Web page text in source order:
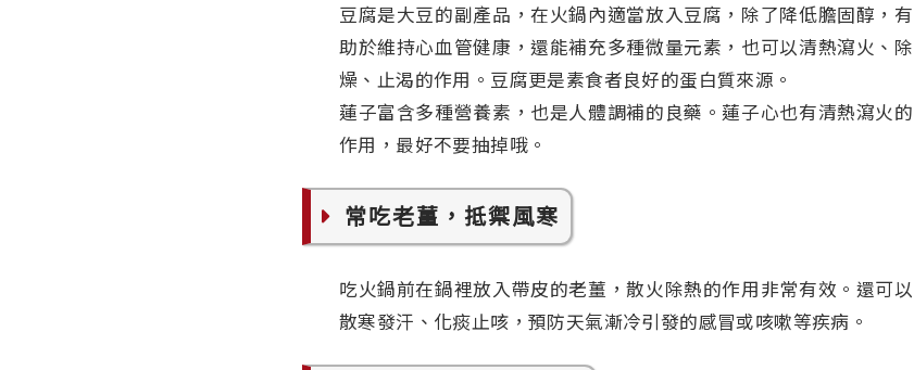
豆腐是大豆的副產品，在火鍋內適當放入豆腐，除了降低膽固醇，有
助於維持心血管健康，還能補充多種微量元素，也可以清熱瀉火、除
燥、止渴的作用。豆腐更是素食者良好的蛋白質來源。
蓮子富含多種營養素，也是人體調補的良藥。蓮子心也有清熱瀉火的
作用，最好不要抽掉哦。
常吃老薑，抵禦風寒
吃火鍋前在鍋裡放入帶皮的老薑，散火除熱的作用非常有效。還可以
散寒發汗、化痰止咳，預防天氣漸冷引發的感冒或咳嗽等疾病。